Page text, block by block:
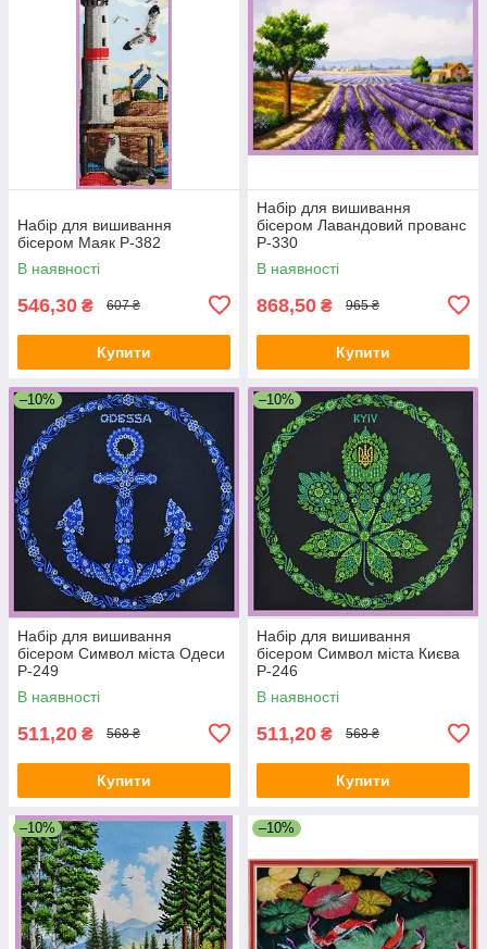
Набір для вишивання
бісером Маяк Р-382
В наявності
546,30 ₴ 607 ₴
Купити
Набір для вишивання
бісером Лавандовий прованс
Р-330
В наявності
868,50 ₴ 965 ₴
Купити
–10%
Набір для вишивання
бісером Символ міста Одеси
Р-249
В наявності
511,20 ₴ 568 ₴
Купити
–10%
Набір для вишивання
бісером Символ міста Києва
Р-246
В наявності
511,20 ₴ 568 ₴
Купити
–10% –10%